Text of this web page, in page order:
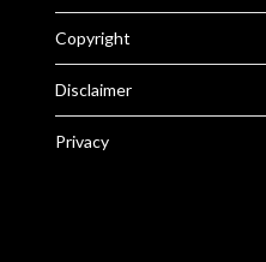
Copyright
Disclaimer
Privacy